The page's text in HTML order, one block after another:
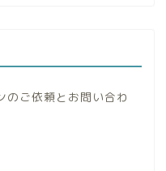
のご依頼とお問い合わ